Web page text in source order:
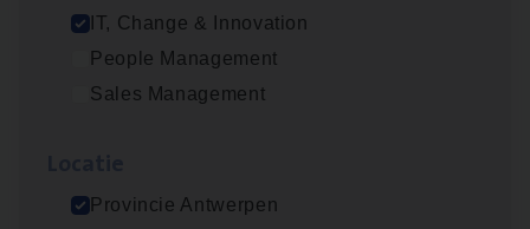
IT, Change & Innovation
People Management
Sales Management
Provincie Antwerpen
Advisor/​Configuratie ana­lyst Part­ner in
Beveren